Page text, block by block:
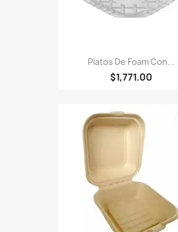
Platos De Foam Con...
$1,771.00